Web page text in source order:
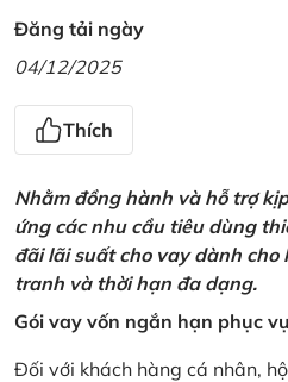
Đăng tải ngày
04/12/2025
Thích
Nhằm đồng hành và hỗ trợ
ứng các nhu cầu tiêu dùng
đãi lãi suất cho vay dành
tranh và thời hạn đa dạng.
Gói vay vốn ngắn hạn phục
Đối với khách hàng cá nhân,